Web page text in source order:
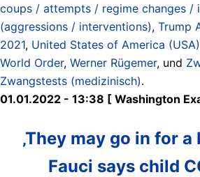
coups / attempts / regime changes /
(aggressions / interventions), Trump
2021, United States of America (USA)
World Order, Werner Rügemer, und
Zwangstests (medizinisch).
01.01.2022 - 13:38 [ Washington
‚They may go in for a
Fauci says child